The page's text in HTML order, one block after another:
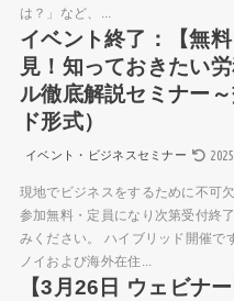
は？」など、...
イベント終了：【無
見！知っておきたい
ル徹底解説セミナー
ド形式）
イベント・ビジネスセミナー
現地でビジネスをするために不可
参加無料・定員になり次第受付終
みください。 ハイブリッド開催で
ノイおよび海外在住...
【3月26日 ウェビナ